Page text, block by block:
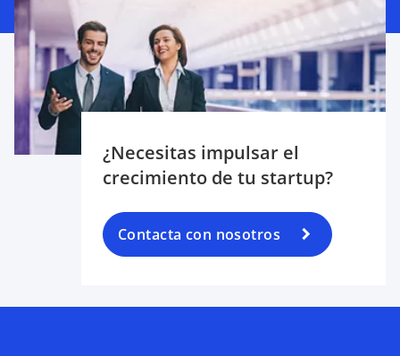
¿Necesitas impulsar el
crecimiento de tu startup?
Contacta con nosotros